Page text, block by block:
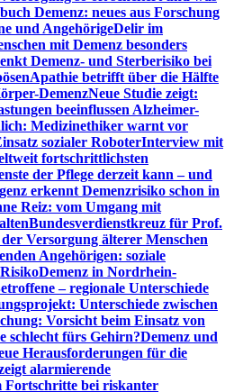
Demenz: neues aus Forschung
und AngehörigeDelir im
mit Demenz besonders
Demenz- und Sterberisiko bei
Apathie betrifft über die Hälfte
DemenzNeue Studie zeigt:
beeinflussen Alzheimer-
Medizinethiker warnt vor
sozialer RoboterInterview mit
fortschrittlichsten
der Pflege derzeit kann – und
erkennt Demenzrisiko schon in
Reiz: vom Umgang mit
Bundesverdienstkreuz für Prof.
Versorgung älterer Menschen
Angehörigen: soziale
Demenz in Nordrhein-
– regionale Unterschiede
Unterschiede zwischen
Vorsicht beim Einsatz von
schlecht fürs Gehirn?Demenz und
Herausforderungen für die
alarmierende
Fortschritte bei riskanter